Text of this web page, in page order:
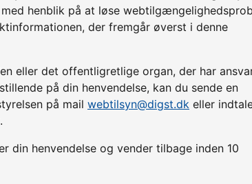
henblik på at løse
der fremgår øverst i denne
eller det offentligretlige organ, der har
på din henvendelse, kan du sende en
på mail webtilsyn@digst.dk eller
din henvendelse og vender tilbage inden 10